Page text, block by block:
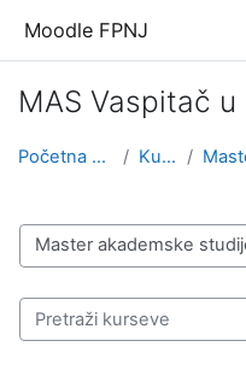
Moodle FPNJ
MAS Vaspitač
Početna stranica Kursevi
Kategorije kurseva
Pretraži kurseve